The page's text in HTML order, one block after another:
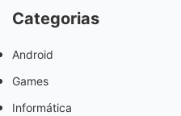
Categorias
Android
Games
Informática